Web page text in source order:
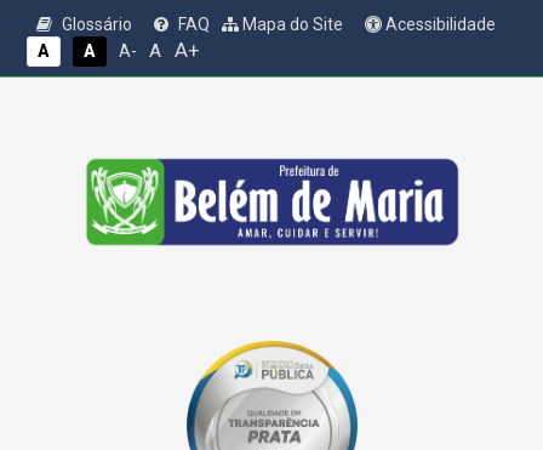
Glossário FAQ Mapa do Site
Acessibilidade
A
A A- A A+